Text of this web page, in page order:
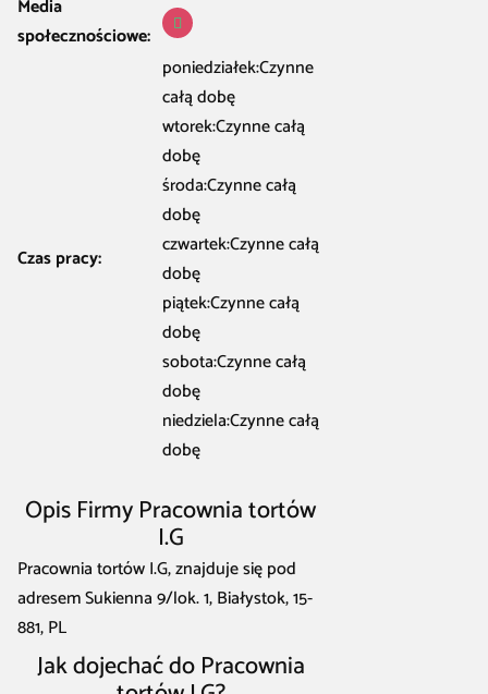
Media
społecznościowe:
Czas pracy:
poniedziałek:Czynne
całą dobę
wtorek:Czynne całą
dobę
środa:Czynne całą
dobę
czwartek:Czynne całą
dobę
piątek:Czynne całą
dobę
sobota:Czynne całą
dobę
niedziela:Czynne całą
dobę
Opis Firmy Pracownia tortów
I.G
Pracownia tortów I.G, znajduje się pod
adresem Sukienna 9/lok. 1, Białystok, 15-
881, PL
Jak dojechać do Pracownia